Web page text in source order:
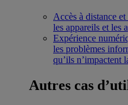
Accès à distance et
les appareils et les
Expérience
les problèmes
qu’ils n’impactent
Autres cas